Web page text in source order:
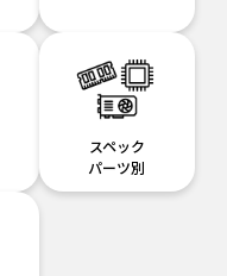
スペック
パーツ別